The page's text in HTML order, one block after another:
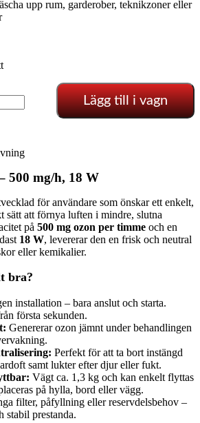
upp rum, garderober, teknikzoner eller
Lägg till i vagn
500 mg/h, 18 W
för användare som önskar ett enkelt,
sätt att förnya luften i mindre, slutna
på 500 mg ozon per timme och en
18 W, levererar den en frisk och neutral
eller kemikalier.
bra?
installation – bara anslut och starta.
första sekunden.
Genererar ozon jämnt under behandlingen
Perfekt för att ta bort instängd
samt lukter efter djur eller fukt.
Vägt ca. 1,3 kg och kan enkelt flyttas
på hylla, bord eller vägg.
filter, påfyllning eller reservdelsbehov –
stabil prestanda.